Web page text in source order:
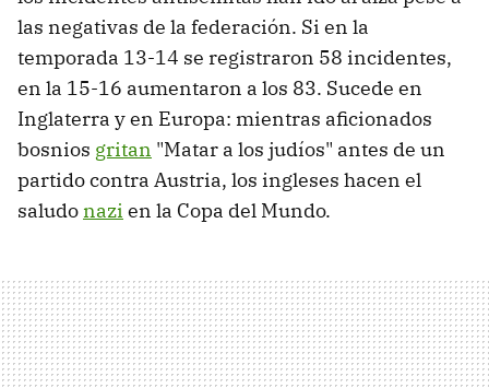
las negativas de la federación. Si en la
temporada 13-14 se registraron 58 incidentes,
en la 15-16 aumentaron a los 83. Sucede en
Inglaterra y en Europa: mientras aficionados
bosnios gritan "Matar a los judíos" antes de un
partido contra Austria, los ingleses hacen el
saludonazi en la Copa del Mundo.